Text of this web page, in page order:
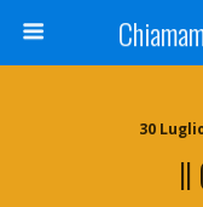
30
Il